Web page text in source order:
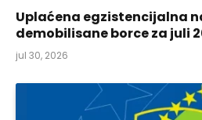
Uplaćena egzistencijalna
demobilisane borce za juli
jul 30, 2026